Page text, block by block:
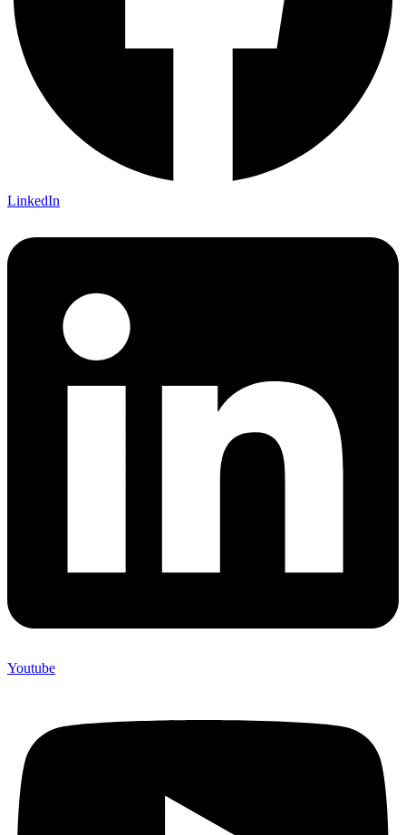
LinkedIn
Youtube